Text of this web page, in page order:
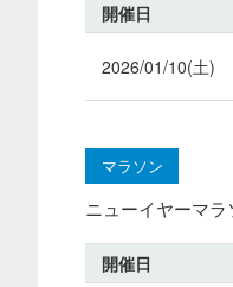
開催日
2026/01/10(土)
マラソン
ニューイヤーマ
開催日